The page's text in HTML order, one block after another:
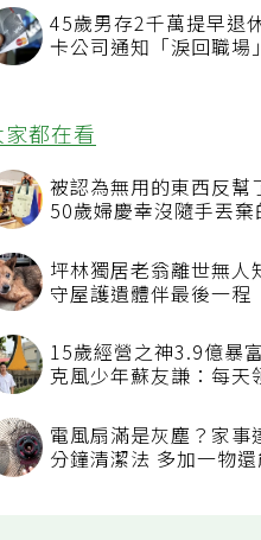
45歲男存2千萬提早退
卡公司通知「淚回職場
家都在看
被認為無用的東西反幫
50歲婦慶幸沒隨手丟棄
坪林獨居老翁離世無人
守屋護遺體伴最後一程
15歲經營之神3.9億暴
克風少年蘇友謙：每天
電風扇滿是灰塵？家事
分鐘清潔法 多加一物還